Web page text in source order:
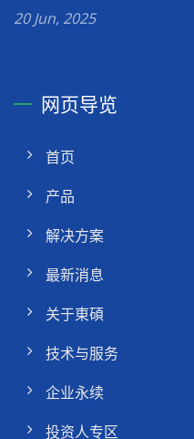
20 Jun, 2025
网页导览
首页
产品
解决方案
最新消息
关于東碩
技术与服务
企业永续
投资人专区